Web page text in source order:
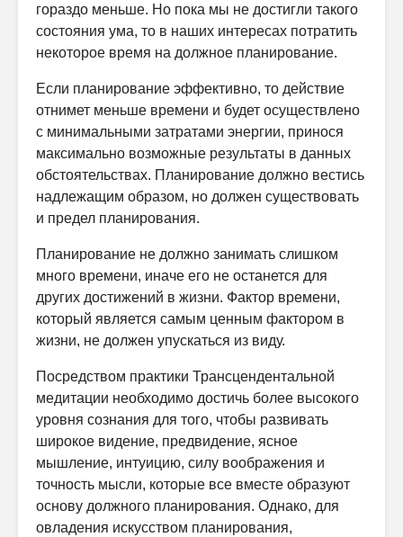
гораздо меньше. Но пока мы не достигли такого
состояния ума, то в наших интересах потратить
некоторое время на должное планирование.
Если планирование эффективно, то действие
отнимет меньше времени и будет осуществлено
с минимальными затратами энергии, принося
максимально возможные результаты в данных
обстоятельствах. Планирование должно вестись
надлежащим образом, но должен существовать
и предел планирования.
Планирование не должно занимать слишком
много времени, иначе его не останется для
других достижений в жизни. Фактор времени,
который является самым ценным фактором в
жизни, не должен упускаться из виду.
Посредством практики Трансцендентальной
медитации необходимо достичь более высокого
уровня сознания для того, чтобы развивать
широкое видение, предвидение, ясное
мышление, интуицию, силу воображения и
точность мысли, которые все вместе образуют
основу должного планирования. Однако, для
овладения искусством планирования,